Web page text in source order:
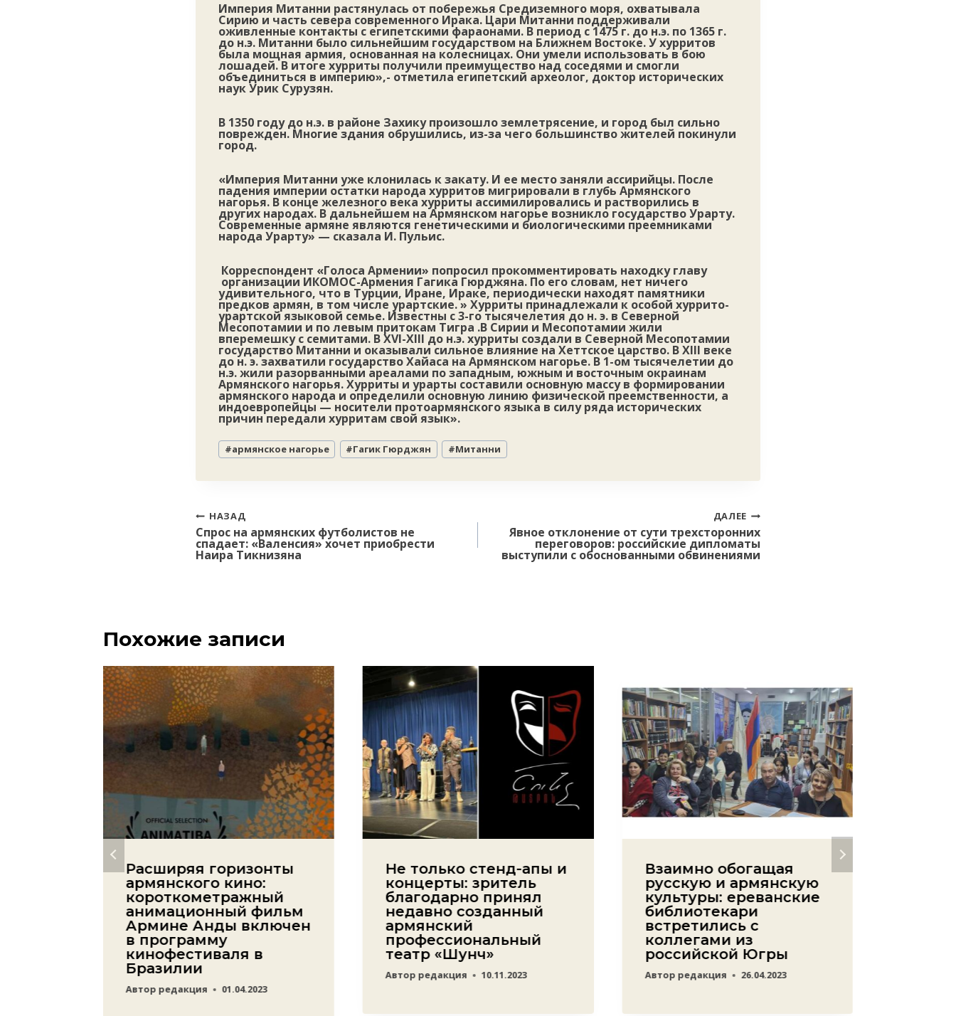
Империя Митанни растянулась от побережья Средиземного моря, охватывала
Сирию и часть севера современного Ирака. Цари Митанни поддерживали
оживленные контакты с египетскими фараонами. В период с 1475 г. до н.э. по 1365 г.
до н.э. Митанни было сильнейшим государством на Ближнем Востоке. У хурритов
была мощная армия, основанная на колесницах. Они умели использовать в бою
лошадей. В итоге хурриты получили преимущество над соседями и смогли
объединиться в империю»,- отметила египетский археолог, доктор исторических
наук Урик Сурузян.
В 1350 году до н.э. в районе Захику произошло землетрясение, и город был сильно
поврежден. Многие здания обрушились, из-за чего большинство жителей покинули
город.
«Империя Митанни уже клонилась к закату. И ее место заняли ассирийцы. После
падения империи остатки народа хурритов мигрировали в глубь Армянского
нагорья. В конце железного века хурриты ассимилировались и растворились в
других народах. В дальнейшем на Армянском нагорье возникло государство Урарту.
Современные армяне являются генетическими и биологическими преемниками
народа Урарту» — cказала И. Пульис.
Корреспондент «Голоса Армении» попросил прокомментировать находку главу
организации ИКОМОС-Армения Гагика Гюрджяна. По его словам, нет ничего
удивительного, что в Турции, Иране, Ираке, периодически находят памятники
предков армян, в том числе урартские. » Хурриты принадлежали к особой хуррито-
урартской языковой семье. Известны с 3-го тысячелетия до н. э. в Северной
Месопотамии и по левым притокам Тигра .В Сирии и Месопотамии жили
вперемешку с семитами. В XVI-XIII до н.э. хурриты создали в Северной Месопотамии
государство Митанни и оказывали сильное влияние на Хеттское царство. В XIII веке
до н. э. захватили государство Хайаса на Армянском нагорье. В 1-ом тысячелетии до
н.э. жили разорванными ареалами по западным, южным и восточным окраинам
Армянского нагорья. Хурриты и урарты составили основную массу в формировании
армянского народа и определили основную линию физической преемственности, а
индоевропейцы — носители протоармянского языка в силу ряда исторических
причин передали хурритам свой язык».
Метки
записи:
#армянское нагорье #Гагик Гюрджян #Митанни
Навигация
по
записям
НАЗАД
Спрос на армянских футболистов не
спадает: «Валенсия» хочет приобрести
Наира Тикнизяна
ДАЛЕЕ
Явное отклонение от сути трехсторонних
переговоров: российские дипломаты
выступили с обоснованными обвинениями
Похожие записи
Расширяя горизонты
армянского кино:
короткометражный
анимационный фильм
Армине Анды включен
в программу
кинофестиваля в
Бразилии
Автор редакция 01.04.2023
Не только стенд-апы и
концерты: зритель
благодарно принял
недавно созданный
армянский
профессиональный
театр «Шунч»
Автор редакция 10.11.2023
Взаимно обогащая
русскую и армянскую
культуры: ереванские
библиотекари
встретились с
коллегами из
российской Югры
Автор редакция 26.04.2023